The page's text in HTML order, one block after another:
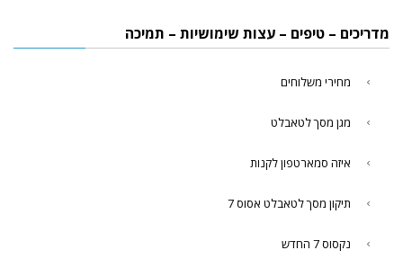
מדריכים – טיפים – עצות שימושיות – תמיכה
מחירי משלוחים
מגן מסך לטאבלט
איזה סמארטפון לקנות
תיקון מסך לטאבלט אסוס 7
נקסוס 7 החדש